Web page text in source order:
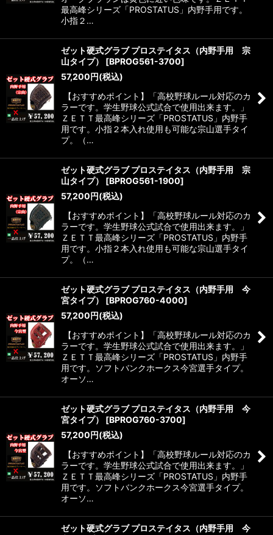
最高峰シリーズ「PROSTATUS」内野手用です。
小指２…
ゼット硬式グラブ プロステイタス（内野手用 宗
山タイプ）
[BPROG561-3700]
57,200円(税込)
【おすすめポイント】「高校野球ルール対応のカ
ラーです。学生野球公式試合で使用出来ます。」
ＺＥＴＴ最高峰シリーズ「PROSTATUS」内野手
用です。小指２本入れ使用も可能な宗山選手タイ
プ。（…
ゼット硬式グラブ プロステイタス（内野手用 宗
山タイプ）
[BPROG561-1900]
57,200円(税込)
【おすすめポイント】「高校野球ルール対応のカ
ラーです。学生野球公式試合で使用出来ます。」
ＺＥＴＴ最高峰シリーズ「PROSTATUS」内野手
用です。小指２本入れ使用も可能な宗山選手タイ
プ。（…
ゼット硬式グラブ プロステイタス（内野手用 今
宮タイプ）
[BPROG760-4000]
57,200円(税込)
【おすすめポイント】「高校野球ルール対応のカ
ラーです。学生野球公式試合で使用出来ます。」
ＺＥＴＴ最高峰シリーズ「PROSTATUS」内野手
用です。ソフトバンクホークス今宮選手タイプ。
オーソ…
ゼット硬式グラブ プロステイタス（内野手用 今
宮タイプ）
[BPROG760-3700]
57,200円(税込)
【おすすめポイント】「高校野球ルール対応のカ
ラーです。学生野球公式試合で使用出来ます。」
ＺＥＴＴ最高峰シリーズ「PROSTATUS」内野手
用です。ソフトバンクホークス今宮選手タイプ。
オーソ…
ゼット硬式グラブ プロステイタス（内野手用 今